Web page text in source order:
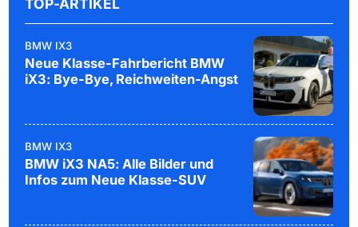
TOP-ARTIKEL
BMW IX3
Neue Klasse-Fahrbericht BMW
iX3: Bye-Bye, Reichweiten-Angst
BMW IX3
BMW iX3 NA5: Alle Bilder und
Infos zum Neue Klasse-SUV